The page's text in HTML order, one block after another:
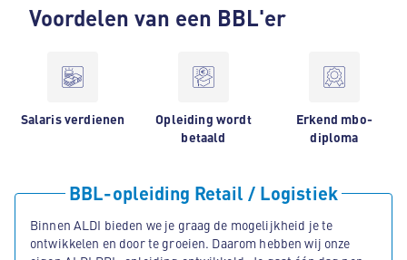
Voordelen van een BBL'er
Salaris verdienen
Opleiding wordt
betaald
Erkend mbo-
diploma
BBL-opleiding Retail / Logistiek
Binnen ALDI bieden we je graag de mogelijkheid je te
ontwikkelen en door te groeien. Daarom hebben wij onze